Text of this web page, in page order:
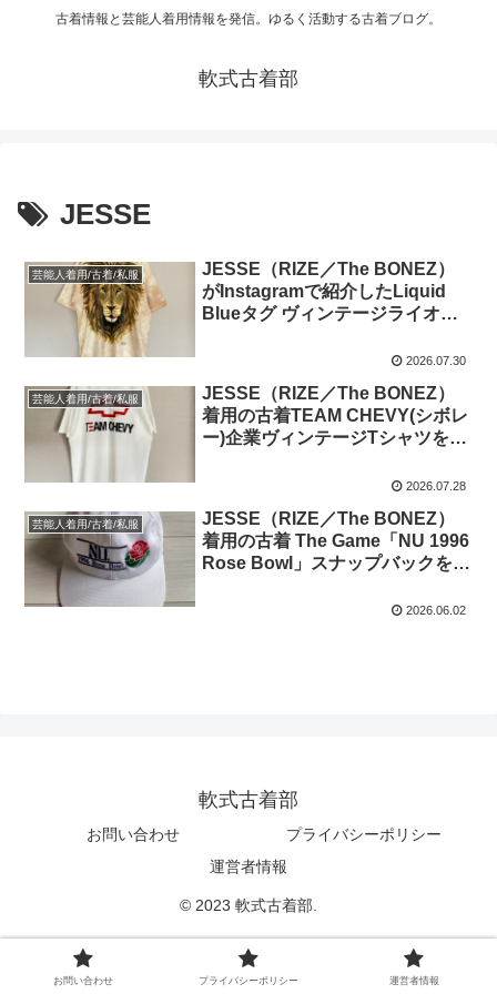
古着情報と芸能人着用情報を発信。ゆるく活動する古着ブログ。
軟式古着部
JESSE
芸能人着用/古着/私服
JESSE（RIZE／The BONEZ）
がInstagramで紹介したLiquid
Blueタグ ヴィンテージライオンT
2026.07.30
芸能人着用/古着/私服
JESSE（RIZE／The BONEZ）
着用の古着TEAM CHEVY(シボレ
ー)企業ヴィンテージTシャツを買
2026.07.28
芸能人着用/古着/私服
JESSE（RIZE／The BONEZ）
着用の古着 The Game「NU 1996
Rose Bowl」スナップバックを買
2026.06.02
軟式古着部
お問い合わせ
プライバシーポリシー
運営者情報
© 2023 軟式古着部.
お問い合わせ プライバシーポリシー 運営者情報